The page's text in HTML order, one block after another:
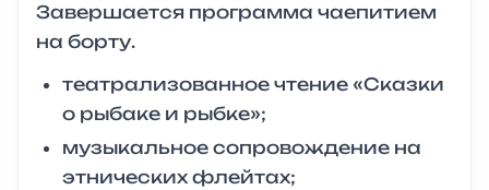
Завершается программа чаепитием
на борту.
театрализованное чтение «Сказки
о рыбаке и рыбке»;
музыкальное сопровождение на
этнических флейтах;